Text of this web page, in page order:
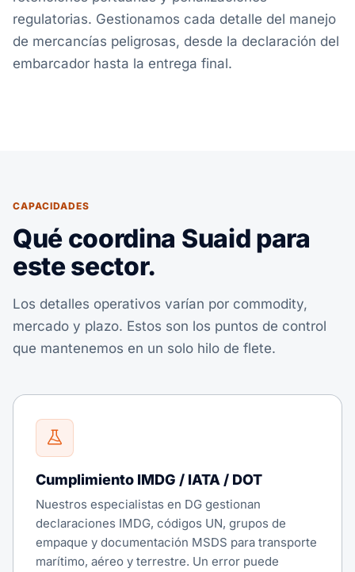
regulatorias. Gestionamos cada detalle del manejo
de mercancías peligrosas, desde la declaración del
embarcador hasta la entrega final.
CAPACIDADES
Qué coordina Suaid para
este sector.
Los detalles operativos varían por commodity,
mercado y plazo. Estos son los puntos de control
que mantenemos en un solo hilo de flete.
Cumplimiento IMDG / IATA / DOT
Nuestros especialistas en DG gestionan
declaraciones IMDG, códigos UN, grupos de
empaque y documentación MSDS para transporte
marítimo, aéreo y terrestre. Un error puede